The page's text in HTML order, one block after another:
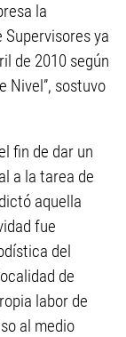
la
ya
de 2010 según
Nivel”, sostuvo
fin de dar un
a la tarea de
aquella
fue
del
de
labor de
al medio